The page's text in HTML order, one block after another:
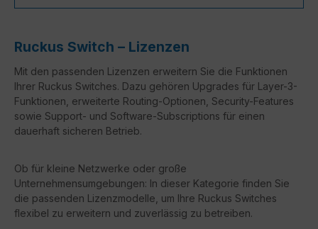
Ruckus Switch – Lizenzen
Mit den passenden Lizenzen erweitern Sie die Funktionen
Ihrer Ruckus Switches. Dazu gehören Upgrades für Layer-3-
Funktionen, erweiterte Routing-Optionen, Security-Features
sowie Support- und Software-Subscriptions für einen
dauerhaft sicheren Betrieb.
Ob für kleine Netzwerke oder große
Unternehmensumgebungen: In dieser Kategorie finden Sie
die passenden Lizenzmodelle, um Ihre Ruckus Switches
flexibel zu erweitern und zuverlässig zu betreiben.